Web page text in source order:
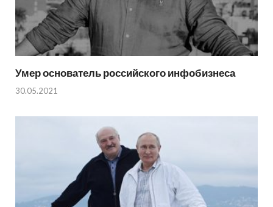
Умер основатель российского инфобизнеса
30.05.2021